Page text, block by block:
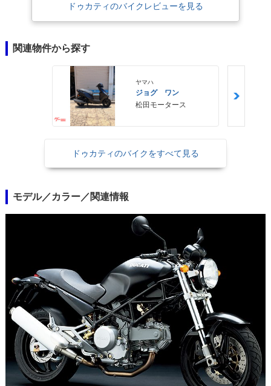
ドゥカティのバイクレビューを見る
関連物件から探す
ヤマハ
ジョグ ワン
松田モータース
ドゥカティのバイクをすべて見る
モデル／カラー／関連情報